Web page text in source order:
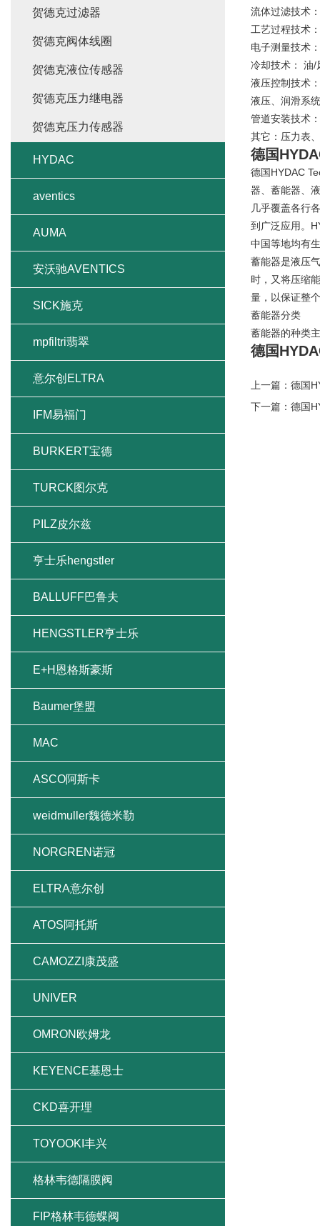
流体过滤技术
工艺过程技术
电子测量技术
冷却技术： 油/
液压控制技术
液压、润滑系
管道安装技术
其它：压力表
德国
德国HYDAC
器、蓄能器、
几乎覆盖各行
到广泛应用。
中国等地均有
蓄能器是液压
时，又将压缩
量，以保证整
蓄能器分类
蓄能器的种类
德国
上一篇： 德国
下一篇： 德国
贺德克过滤器
贺德克阀体线圈
贺德克液位传感器
贺德克压力继电器
贺德克压力传感器
HYDAC
aventics
AUMA
安沃驰AVENTICS
SICK施克
mpfiltri翡翠
意尔创ELTRA
IFM易福门
BURKERT宝德
TURCK图尔克
PILZ皮尔兹
亨士乐hengstler
BALLUFF巴鲁夫
HENGSTLER亨士乐
E+H恩格斯豪斯
Baumer堡盟
MAC
ASCO阿斯卡
weidmuller魏德米勒
NORGREN诺冠
ELTRA意尔创
ATOS阿托斯
CAMOZZI康茂盛
UNIVER
OMRON欧姆龙
KEYENCE基恩士
CKD喜开理
TOYOOKI丰兴
格林韦德隔膜阀
FIP格林韦德蝶阀